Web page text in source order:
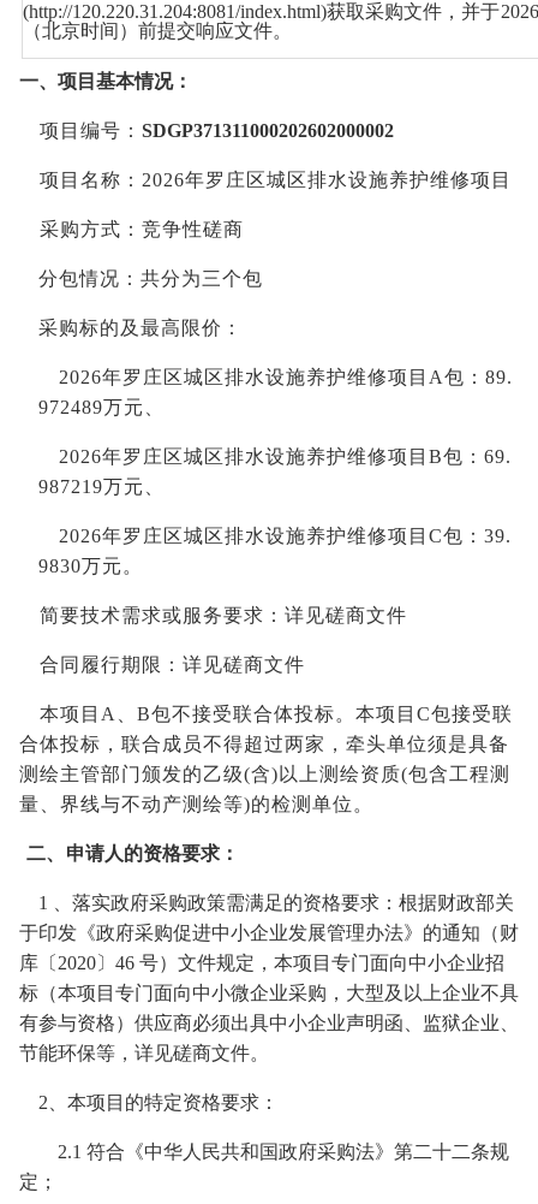
(http://120.220.31.204:8081/index.html)获取采购文件，并于2026
（北京时间） 前提交响应文件。
一、 项目基本情况：
项目编号： SDGP371311000202602000002
项目名称： 2026年罗庄区城区排水设施养护维修项目
采购方式：竞争性磋商
分包情况 ： 共分为三个包
采购标的及 最高限价：
2026年罗庄区城区排水设施养护维修项目 A包 ： 89.
972489万元、
2026年罗庄区城区排水设施养护维修项目 B包：69.
987219万元、
2026年罗庄区城区排水设施养护维修项目 C包：39.
9830万元 。
简要技术需求或服务要求：详见磋商文件
合同履行期限：详见磋商文件
本项目 A、B包不接受联合体投标。本项目C包接受联
合体投标，联合成员不得超过两家，牵头单位须是具备
测绘主管部门颁发的乙级(含)以上测绘资质(包含工程测
量、界线与不动产测绘等)的检测单位。
二、 申请人的资格要求：
1 、落实政府采购政策需满足的资格要求：根据财政部关
于印发《政府采购促进中小企业发展管理办法》的通知（财
库〔2020〕46 号）文件规定，本项目 专门面向中小企业招
标 （本项目专门面向中小微企业采购，大型及以上企业不具
有参与资格） 供应商必须出具中小企业声明函 、监狱企业、
节能环保等，详见磋商文件。
2、本项目的特定资格要求：
2.1 符合《中华人民共和国政府采购法》第二十二条规
定；